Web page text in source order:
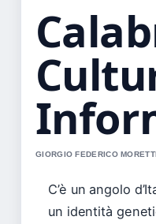
GIORGIO FEDERICO
C’è un angolo
un identità